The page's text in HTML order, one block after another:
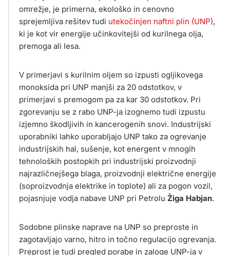
omrežje, je primerna, ekološko in cenovno
sprejemljiva rešitev tudi utekočinjen naftni plin (UNP),
ki je kot vir energije učinkovitejši od kurilnega olja,
premoga ali lesa.
V primerjavi s kurilnim oljem so izpusti ogljikovega
monoksida pri UNP manjši za 20 odstotkov, v
primerjavi s premogom pa za kar 30 odstotkov. Pri
zgorevanju se z rabo UNP-ja izognemo tudi izpustu
izjemno škodljivih in kancerogenih snovi. Industrijski
uporabniki lahko uporabljajo UNP tako za ogrevanje
industrijskih hal, sušenje, kot energent v mnogih
tehnoloških postopkih pri industrijski proizvodnji
najrazličnejšega blaga, proizvodnji električne energije
(soproizvodnja elektrike in toplote) ali za pogon vozil,
pojasnjuje vodja nabave UNP pri Petrolu Žiga Habjan.
Sodobne plinske naprave na UNP so preproste in
zagotavljajo varno, hitro in točno regulacijo ogrevanja.
Preprost je tudi pregled porabe in zaloge UNP-ja v